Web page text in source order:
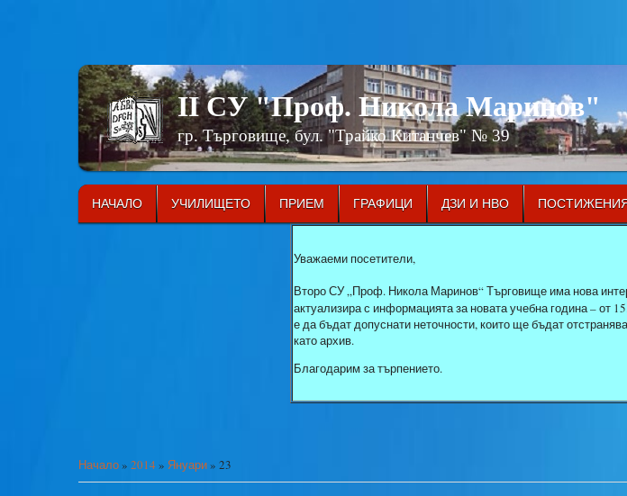
II СУ "Проф. Никола Маринов"
гр. Търговище, бул. "Трайко Китанчев" № 39
НАЧАЛО УЧИЛИЩЕТО ПРИЕМ ГРАФИЦИ ДЗИ И НВО
Уважаеми посетители,
Второ СУ „Проф. Никола Маринов“ Търговище има нова
актуализира с информацията за новата учебна година – от
е да бъдат допуснати неточности, които ще бъдат
като архив.
Благодарим за търпението.
Начало» 2014 » Януари» 23